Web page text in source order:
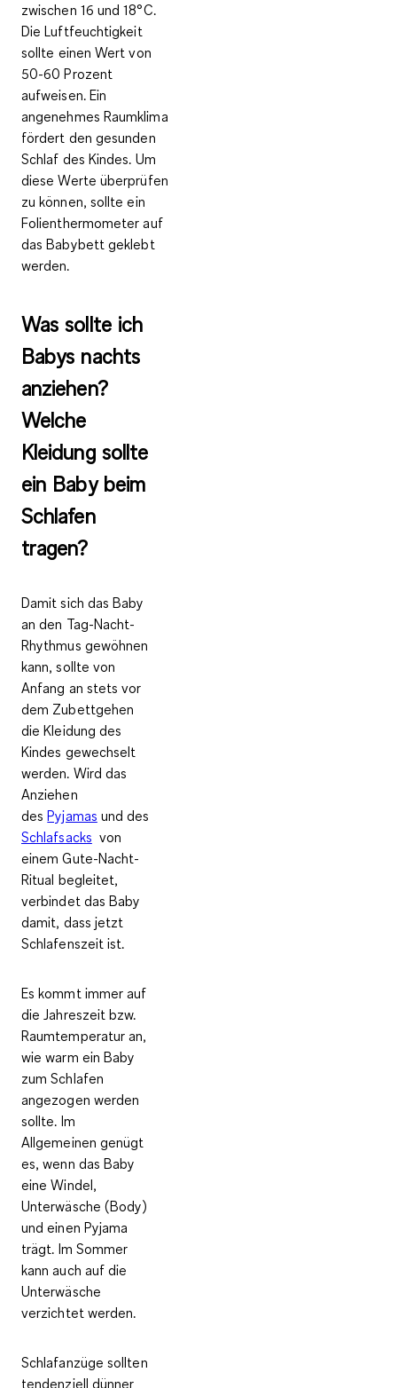
zwischen 16 und 18°C.
Die Luftfeuchtigkeit
sollte einen Wert von
50-60 Prozent
aufweisen. Ein
angenehmes Raumklima
fördert den gesunden
Schlaf des Kindes. Um
diese Werte überprüfen
zu können, sollte ein
Folienthermometer auf
das Babybett geklebt
werden.
Was sollte ich
Babys nachts
anziehen?
Welche
Kleidung sollte
ein Baby beim
Schlafen
tragen?
Damit sich das Baby
an den Tag-Nacht-
Rhythmus gewöhnen
kann, sollte von
Anfang an stets vor
dem Zubettgehen
die Kleidung des
Kindes gewechselt
werden. Wird das
Anziehen
desPyjamas und des
Schlafsacks von
einem Gute-Nacht-
Ritual begleitet,
verbindet das Baby
damit, dass jetzt
Schlafenszeit ist.
Es kommt immer auf
die Jahreszeit bzw.
Raumtemperatur an,
wie warm ein Baby
zum Schlafen
angezogen werden
sollte. Im
Allgemeinen genügt
es, wenn das Baby
eineWindel,
Unterwäsche (Body)
und einen Pyjama
trägt. Im Sommer
kann auch auf die
Unterwäsche
verzichtet werden.
Schlafanzüge sollten
tendenziell dünner